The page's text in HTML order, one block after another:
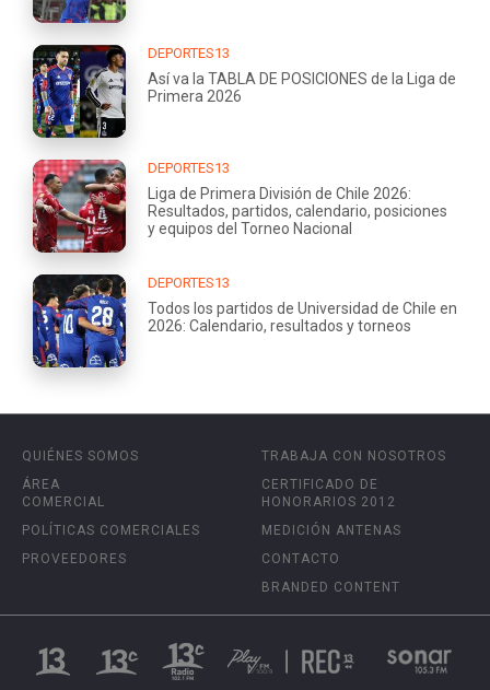
DEPORTES13
Así va la TABLA DE POSICIONES de la Liga de
Primera 2026
DEPORTES13
Liga de Primera División de Chile 2026:
Resultados, partidos, calendario, posiciones
y equipos del Torneo Nacional
DEPORTES13
Todos los partidos de Universidad de Chile en
2026: Calendario, resultados y torneos
QUIÉNES SOMOS
ÁREA
COMERCIAL
POLÍTICAS COMERCIALES
PROVEEDORES
TRABAJA CON NOSOTROS
CERTIFICADO DE
HONORARIOS 2012
MEDICIÓN ANTENAS
CONTACTO
BRANDED CONTENT